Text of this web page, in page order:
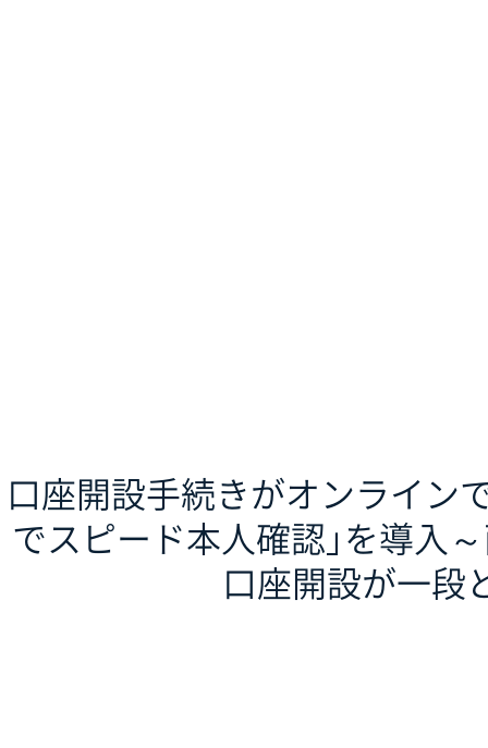
口座開設手続きがオンライン
でスピード本人確認」を導入
口座開設が一段